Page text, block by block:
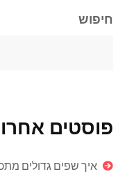
חיפוש
פוסטים
איך שפים גדולים